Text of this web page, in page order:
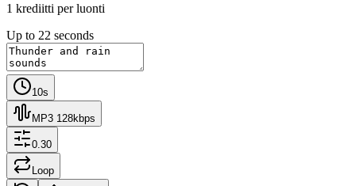
1 krediitti per luonti
Up to 22 seconds
10s
MP3 128kbps
0.30
Loop